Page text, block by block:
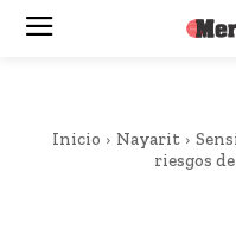
Inicio Nayarit
riesgos